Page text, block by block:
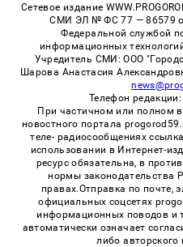
Сетевое издание
СМИ ЭЛ № ФС 77 — 86579
Федеральной службой
информационных
Учредитель СМИ: ООО
Шарова Анастасия
Телефон редакции:
При частичном или полном
новостного портала
теле- радиосообщениях
использовании в Интернет-
ресурс обязательна, в
нормы законодательства
правах.Отправка по почте,
официальных соцсетях
информационных поводов и
автоматически означает
либо авторского